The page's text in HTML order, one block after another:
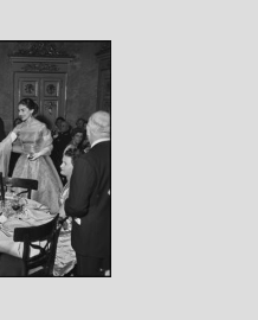
con la
la stagione
alla Scala